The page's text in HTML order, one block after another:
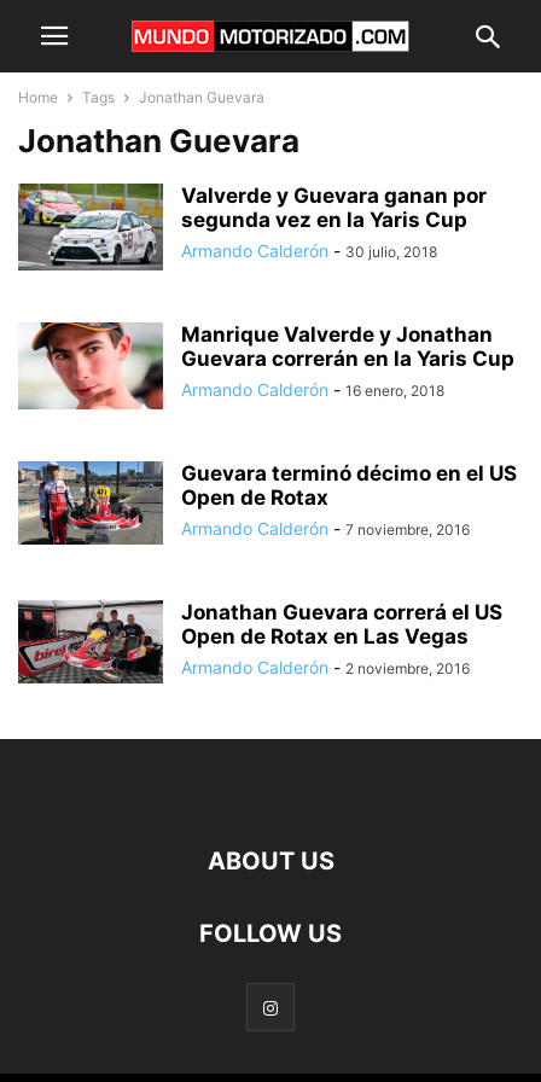
Home Tags Jonathan Guevara
Jonathan Guevara
Valverde y Guevara ganan por
segunda vez en la Yaris Cup
Armando Calderón - 30 julio, 2018
Manrique Valverde y Jonathan
Guevara correrán en la Yaris Cup
Armando Calderón - 16 enero, 2018
Guevara terminó décimo en el US
Open de Rotax
Armando Calderón - 7 noviembre, 2016
Jonathan Guevara correrá el US
Open de Rotax en Las Vegas
Armando Calderón - 2 noviembre, 2016
ABOUT US
FOLLOW US